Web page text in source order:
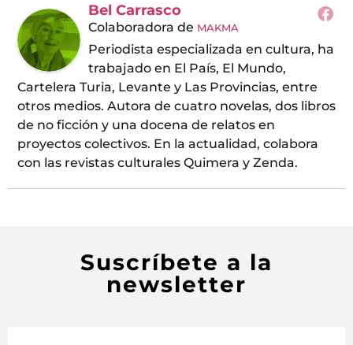
Bel Carrasco
Colaboradora de MAKMA
Periodista especializada en cultura, ha
trabajado en El País, El Mundo,
Cartelera Turia, Levante y Las Provincias, entre
otros medios. Autora de cuatro novelas, dos libros
de no ficción y una docena de relatos en
proyectos colectivos. En la actualidad, colabora
con las revistas culturales Quimera y Zenda.
Suscríbete a la
newsletter